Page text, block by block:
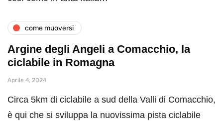
come muoversi
Argine degli Angeli a Comacchio, la
ciclabile in Romagna
Aprile 4, 2024
Circa 5km di ciclabile a sud della Valli di Comacchio,
è qui che si sviluppa la nuovissima pista ciclabile